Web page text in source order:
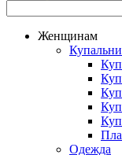
Женщинам
Одежда